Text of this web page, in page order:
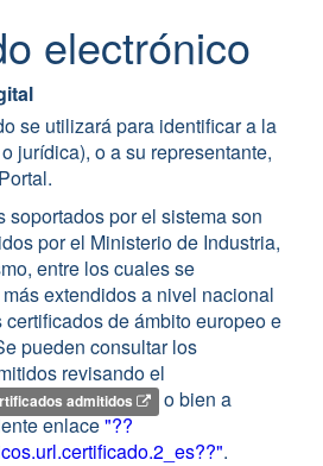
electrónico
se utilizará para identificar a la
jurídica), o a su representante,
soportados por el sistema son
por el Ministerio de Industria,
entre los cuales se
extendidos a nivel nacional
certificados de ámbito europeo e
pueden consultar los
revisando el
admitidos
o bien a
enlace"??
.